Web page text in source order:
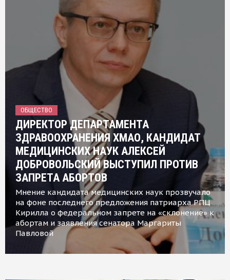
ОБЩЕСТВО
ДИРЕКТОР ДЕПАРТАМЕНТА
ЗДРАВООХРАНЕНИЯ ХМАО, КАНДИДАТ
МЕДИЦИНСКИХ НАУК АЛЕКСЕЙ
ДОБРОВОЛЬСКИЙ ВЫСТУПИЛ ПРОТИВ
ЗАПРЕТА АБОРТОВ
Мнение кандидата медицинских наук прозвучало
на фоне последнего предложения патриарха РПЦ
Кирилла о федеральном запрете на «склонение» к
абортам и заявления сенатора Маргариты
Павловой